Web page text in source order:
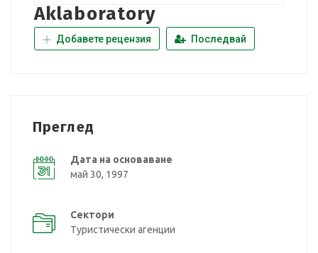
Aklaboratory
Добавете рецензия Последвай
Преглед
Дата на основаване
май 30, 1997
Сектори
Туристически агенции